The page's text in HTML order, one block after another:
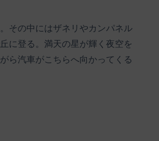
その中にはザネリやカンパネル
に登る。満天の星が輝く夜空を
ら汽車がこちらへ向かってくる